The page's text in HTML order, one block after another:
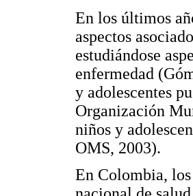
En los últimos
aspectos
estudiándose
enfermedad
y adolescentes
Organización
niños y
OMS, 2003).
En Colombia,